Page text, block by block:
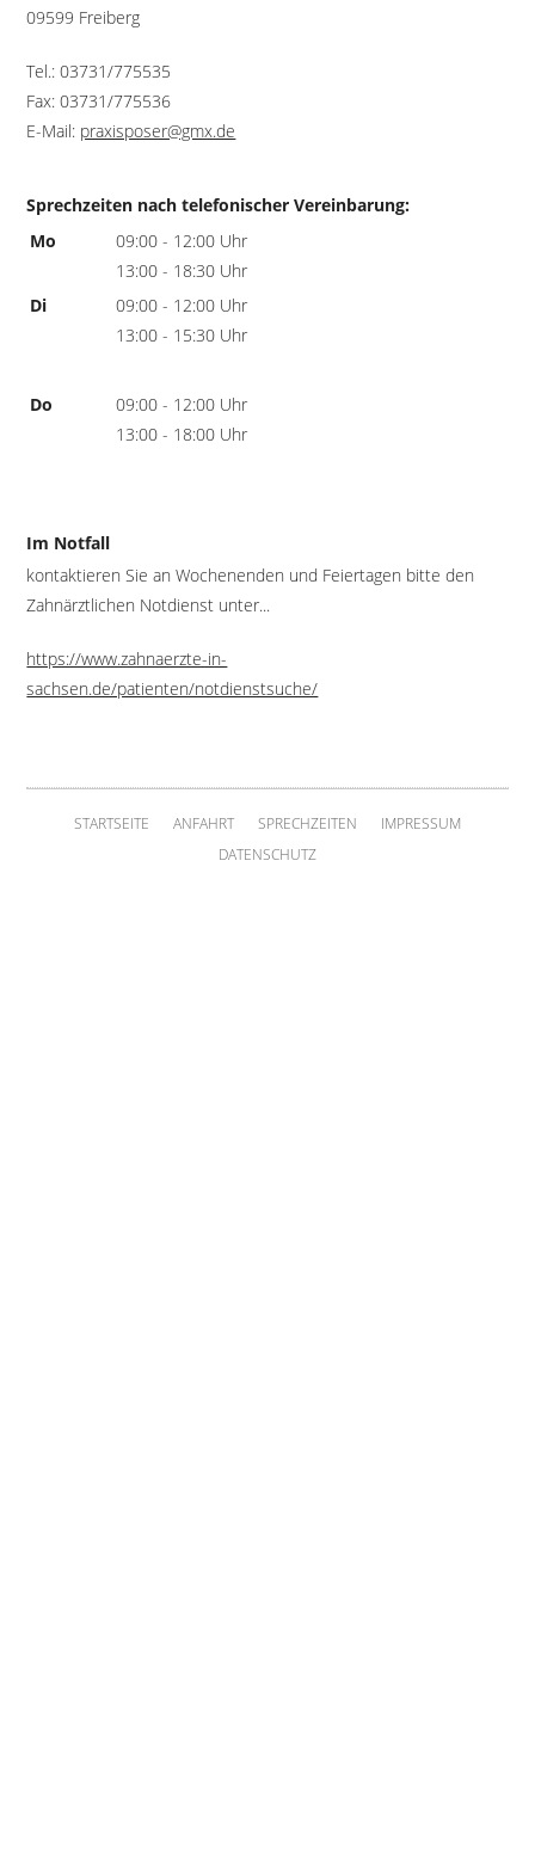
09599 Freiberg
Tel.: 03731/775535
Fax: 03731/775536
E-Mail: praxisposer@gmx.de
Sprechzeiten nach telefonischer Vereinbarung:
Mo
09:00 - 12:00 Uhr
13:00 - 18:30 Uhr
Di
09:00 - 12:00 Uhr
13:00 - 15:30 Uhr
Do
09:00 - 12:00 Uhr
13:00 - 18:00 Uhr
Im Notfall
kontaktieren Sie an Wochenenden und Feiertagen bitte den
Zahnärztlichen Notdienst unter...
https://www.zahnaerzte-in-
sachsen.de/patienten/notdienstsuche/
STARTSEITE ANFAHRT SPRECHZEITEN
IMPRESSUM
DATENSCHUTZ